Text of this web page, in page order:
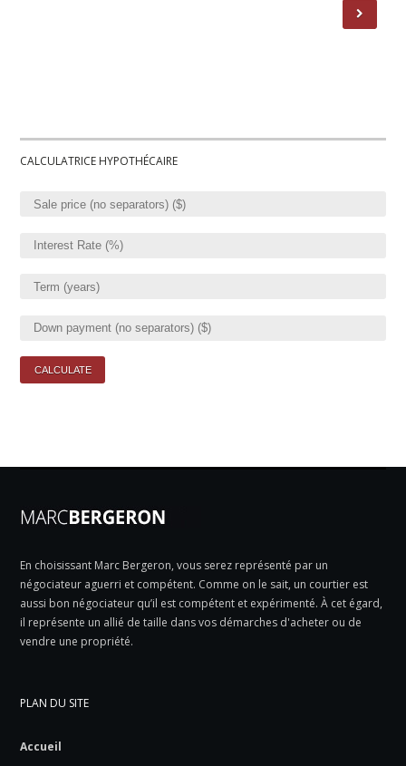
CALCULATRICE HYPOTHÉCAIRE
En choisissant Marc Bergeron, vous serez représenté par un
négociateur aguerri et compétent. Comme on le sait, un courtier est
aussi bon négociateur qu’il est compétent et expérimenté. À cet égard,
il représente un allié de taille dans vos démarches d'acheter ou de
vendre une propriété.
PLAN DU SITE
Accueil